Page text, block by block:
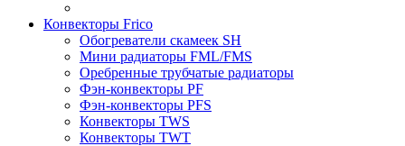
Конвекторы Frico
Обогреватели скамеек SH
Мини радиаторы FML/FMS
Оребренные трубчатые радиаторы
Фэн-конвекторы PF
Фэн-конвекторы PFS
Конвекторы TWS
Конвекторы TWT